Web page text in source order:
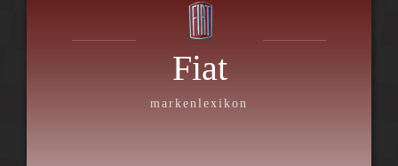
Fiat
markenlexikon